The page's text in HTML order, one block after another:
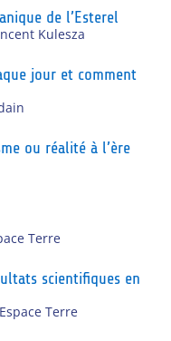
de l’Esterel
Kulesza
jour et comment
ou réalité à l’ère
Terre
scientifiques en
Terre